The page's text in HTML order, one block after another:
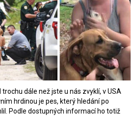
dále než jste u nás zvyklí, v USA
hrdinou je pes, který hledání po
Podle dostupných informací ho totiž